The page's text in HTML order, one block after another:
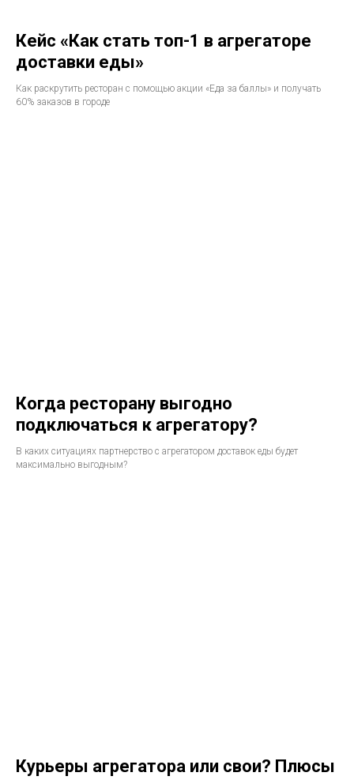
Кейс «Как стать топ-1 в агрегаторе
доставки еды»
Как раскрутить ресторан с помощью акции «Еда за баллы» и получать
60% заказов в городе
Когда ресторану выгодно
подключаться к агрегатору?
В каких ситуациях партнерство с агрегатором доставок еды будет
максимально выгодным?
Курьеры агрегатора или свои? Плюсы